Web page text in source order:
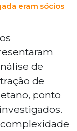
eram sócios
de
de
ponto